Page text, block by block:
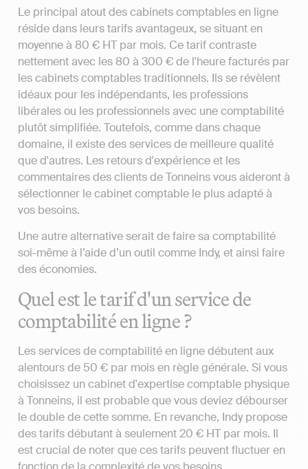
Le principal atout des cabinets comptables en ligne
réside dans leurs tarifs avantageux, se situant en
moyenne à 80 € HT par mois. Ce tarif contraste
nettement avec les 80 à 300 € de l'heure facturés par
les cabinets comptables traditionnels. Ils se révèlent
idéaux pour les indépendants, les professions
libérales ou les professionnels avec une comptabilité
plutôt simplifiée. Toutefois, comme dans chaque
domaine, il existe des services de meilleure qualité
que d'autres. Les retours d'expérience et les
commentaires des clients de Tonneins vous aideront à
sélectionner le cabinet comptable le plus adapté à
vos besoins.
Une autre alternative serait de faire sa comptabilité
soi-même à l’aide d’un outil comme Indy, et ainsi faire
des économies.
Quel est le tarif d'un service de
comptabilité en ligne ?
Les services de comptabilité en ligne débutent aux
alentours de 50 € par mois en règle générale. Si vous
choisissez un cabinet d'expertise comptable physique
à Tonneins, il est probable que vous deviez débourser
le double de cette somme. En revanche, Indy propose
des tarifs débutant à seulement 20 € HT par mois. Il
est crucial de noter que ces tarifs peuvent fluctuer en